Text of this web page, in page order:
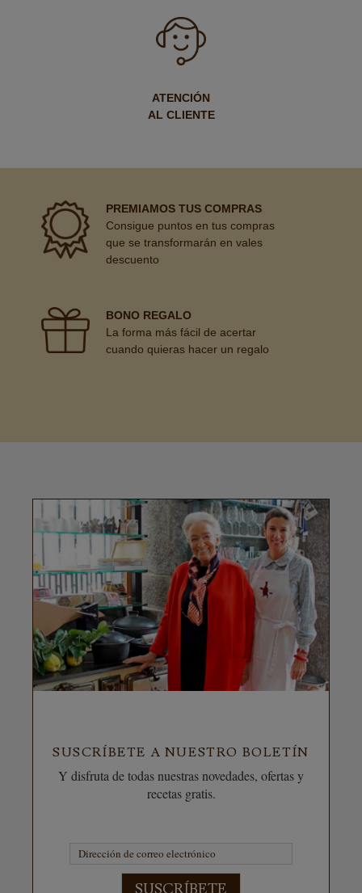
ATENCIÓN
AL CLIENTE
PREMIAMOS TUS COMPRAS
Consigue puntos en tus compras
que se transformarán en vales
descuento
BONO REGALO
La forma más fácil de acertar
cuando quieras hacer un regalo
SUSCRÍBETE A NUESTRO BOLETÍN
Y disfruta de todas nuestras novedades, ofertas y
recetas gratis.
SUSCRÍBETE